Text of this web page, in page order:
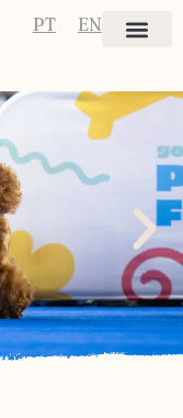
PT EN